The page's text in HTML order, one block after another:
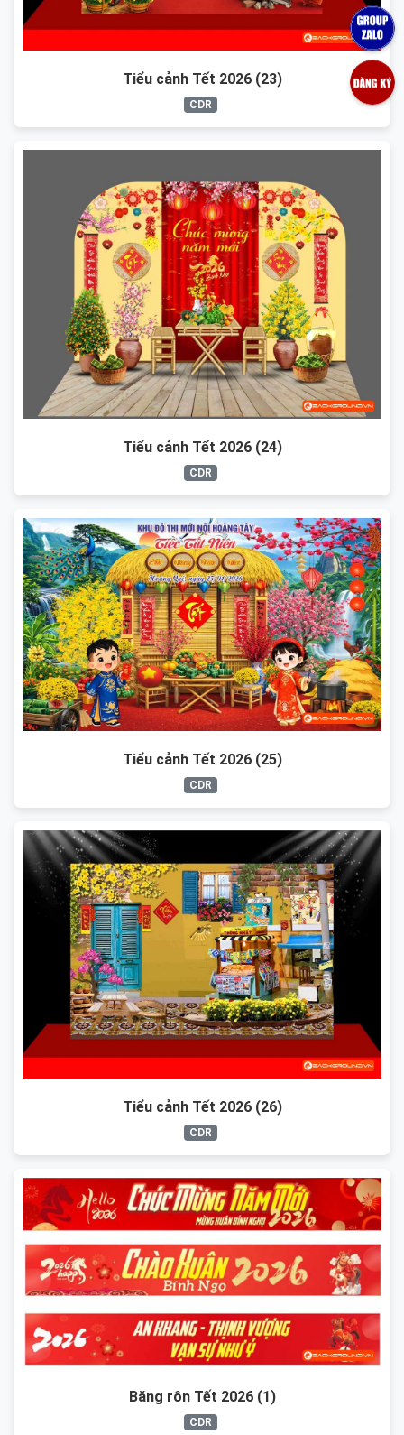
Tiểu cảnh Tết 2026 (23)
CDR
Tiểu cảnh Tết 2026 (24)
CDR
Tiểu cảnh Tết 2026 (25)
CDR
Tiểu cảnh Tết 2026 (26)
CDR
Băng rôn Tết 2026 (1)
CDR